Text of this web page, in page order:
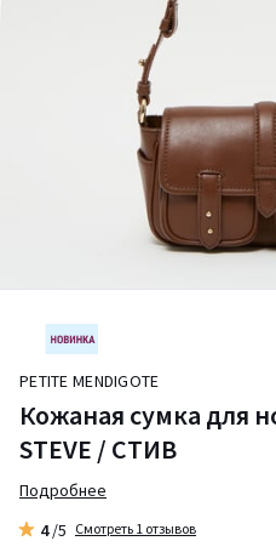
PETITE MENDIGOTE
Кожаная сумка для
STEVE / СТИВ
Подробнее
4 /5 Смотреть 1 отзывов